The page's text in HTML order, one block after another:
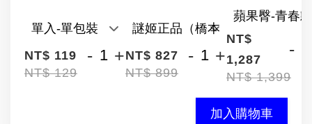
NT$ 119
NT$ 129
- +NT$ 827
NT$ 899
- +
NT$
1,287
NT$ 1,399
-
加入購物車